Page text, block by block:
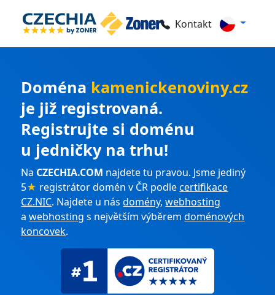
Kontakt
Doména kamenickenoviny.cz
je již registrovaná.
Registrujte si doménu
u jedničky na trhu!
Na CZECHIA.COM najdete tu pravou. Jsme jediný
5★ registrátor domén v ČR podlecertifikace
CZ.NIC. Najdete u násdomény,webhosting
awebhosting s největším výběremdoménových
koncovek.